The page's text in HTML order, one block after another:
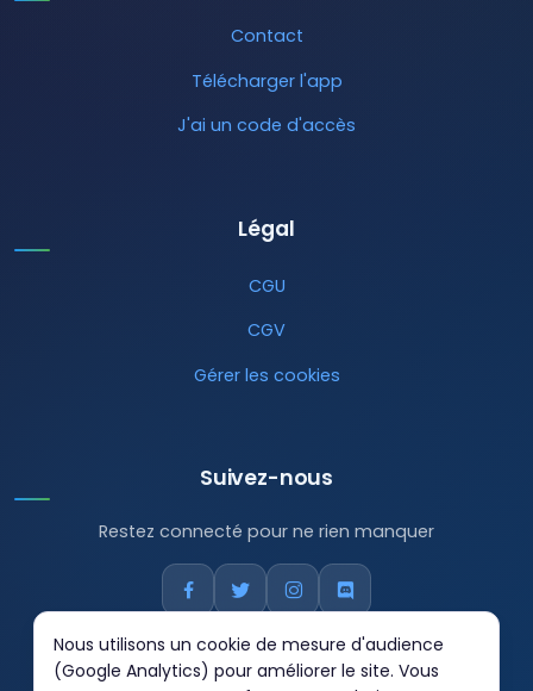
Contact
Télécharger l'app
J'ai un code d'accès
Légal
CGU
CGV
Gérer les cookies
Suivez-nous
Restez connecté pour ne rien manquer
Nous utilisons un cookie de mesure d'audience
(Google Analytics) pour améliorer le site. Vous